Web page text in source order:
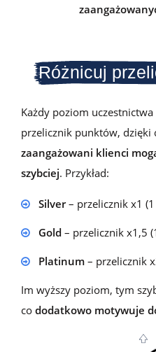
Różnicuj
Każdy poziom
przelicznik punktów, dzięki
zaangażowani klienci
szybciej. Przykład:
Silver– przelicznik x1 (1
Gold – przelicznik x1,5
Platinum – przelicznik
Im wyższy poziom, tym
co dodatkowo motywuje